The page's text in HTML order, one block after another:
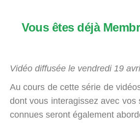
Vous êtes déjà
Vidéo diffusée le vendredi 19
Au cours de cette série de
dont vous interagissez avec
connues seront également